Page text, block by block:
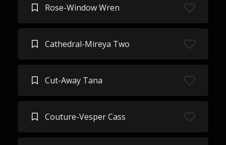
Rose-Window Wren
Cathedral-Mireya Two
Cut-Away Tana
Couture-Vesper Cass